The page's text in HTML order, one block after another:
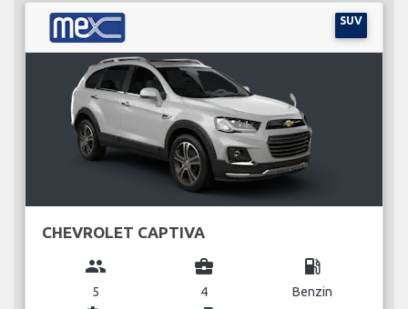
SUV
CHEVROLET CAPTIVA
group
5
business_center
4
local_gas_station
Benzin